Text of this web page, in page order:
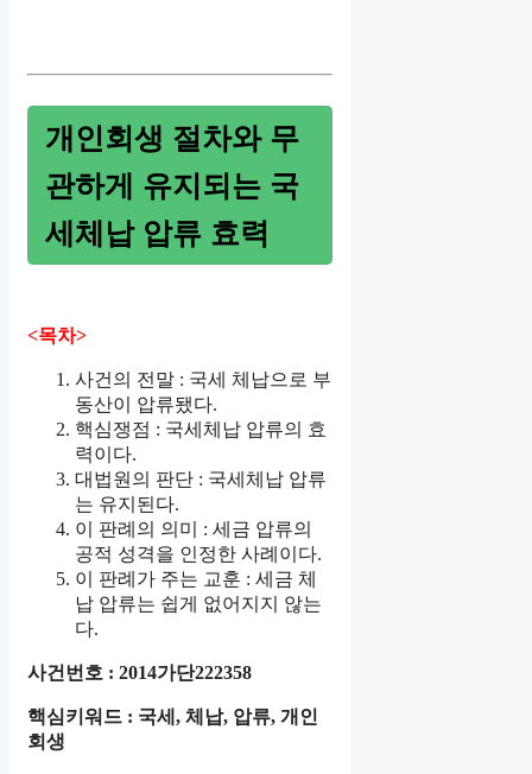
개인회생 절차와 무
관하게 유지되는 국
세체납 압류 효력
<목차>
사건의 전말 : 국세 체납으로 부
동산이 압류됐다.
핵심쟁점 : 국세체납 압류의 효
력이다.
대법원의 판단 : 국세체납 압류
는 유지된다.
이 판례의 의미 : 세금 압류의
공적 성격을 인정한 사례이다.
이 판례가 주는 교훈 : 세금 체
납 압류는 쉽게 없어지지 않는
다.
사건번호 : 2014가단222358
핵심키워드 : 국세, 체납, 압류, 개인
회생